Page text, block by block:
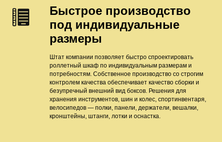
Быстрое производство
под индивидуальные
размеры
Штат компании позволяет быстро спроектировать
роллетный шкаф по индивидуальным размерам и
потребностям. Собственное производство со строгим
контролем качества обеспечивает качество сборки и
безупречный внешний вид боксов. Решения для
хранения инструментов, шин и колес, спортинвентаря,
велосипедов — полки, панели, держатели, вешалки,
кронштейны, штанги, лотки и оснастка.